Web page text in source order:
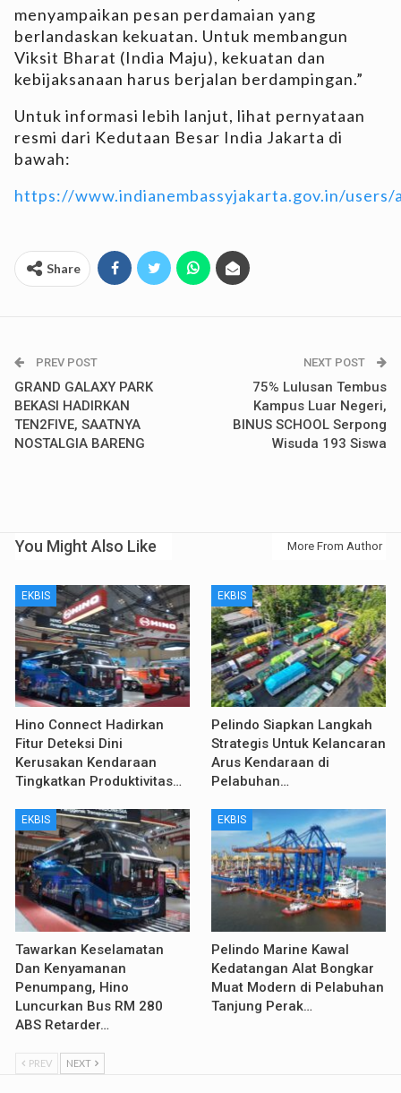
menyampaikan pesan perdamaian yang
berlandaskan kekuatan. Untuk membangun
Viksit Bharat (India Maju), kekuatan dan
kebijaksanaan harus berjalan berdampingan.”
Untuk informasi lebih lanjut, lihat pernyataan
resmi dari Kedutaan Besar India Jakarta di
bawah:
https://www.indianembassyjakarta.gov.in/
Share
PREV POST
GRAND GALAXY PARK
BEKASI HADIRKAN
TEN2FIVE, SAATNYA
NOSTALGIA BARENG
NEXT POST
75% Lulusan Tembus
Kampus Luar Negeri,
BINUS SCHOOL Serpong
Wisuda 193 Siswa
You Might Also Like More From Author
EKBIS
Hino Connect Hadirkan
Fitur Deteksi Dini
Kerusakan Kendaraan
Tingkatkan Produktivitas…
EKBIS
Pelindo Siapkan Langkah
Strategis Untuk Kelancaran
Arus Kendaraan di
Pelabuhan…
EKBIS
Tawarkan Keselamatan
Dan Kenyamanan
Penumpang, Hino
Luncurkan Bus RM 280
ABS Retarder…
EKBIS
Pelindo Marine Kawal
Kedatangan Alat Bongkar
Muat Modern di Pelabuhan
Tanjung Perak…
PREV NEXT